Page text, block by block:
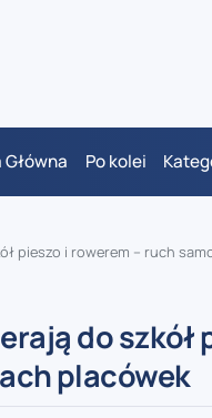
Po kolei
pieszo i rowerem – ruch
do szkół
placówek